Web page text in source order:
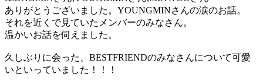
ありがとうございました。YOUNGMINさんの涙のお話。
それを近くで見ていたメンバーのみなさん。
温かいお話を伺えました。
久しぶりに会った、BESTFRIENDのみなさんについて可愛
いといっていました！！！